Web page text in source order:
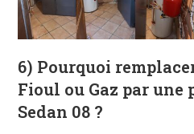
6) Pourquoi
Fioul ou Gaz par une
Sedan 08 ?